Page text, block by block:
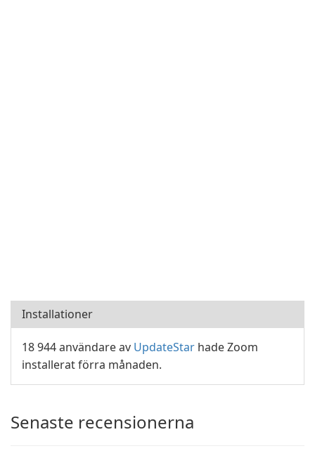
Installationer
18 944 användare av UpdateStar hade Zoom
installerat förra månaden.
Senaste recensionerna